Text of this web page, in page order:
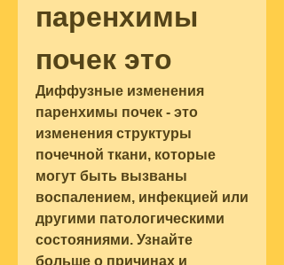
паренхимы
почек это
Диффузные изменения
паренхимы почек - это
изменения структуры
почечной ткани, которые
могут быть вызваны
воспалением, инфекцией или
другими патологическими
состояниями. Узнайте
больше о причинах и